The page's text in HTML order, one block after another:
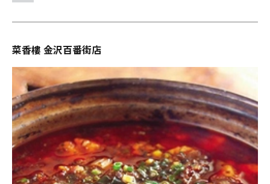
菜香樓 金沢百番街店